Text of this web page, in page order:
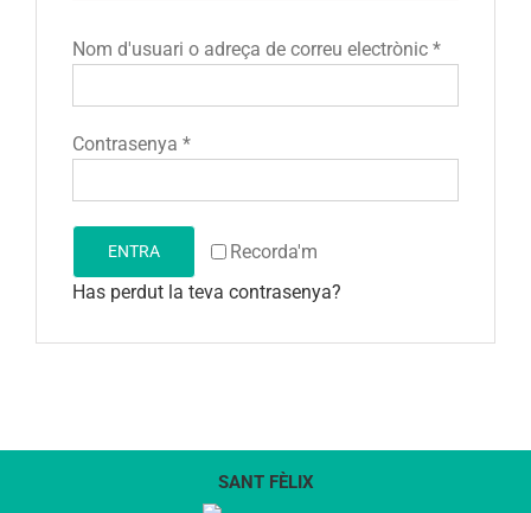
Nom d'usuari o adreça de correu electrònic *Obligatori
Contrasenya *Obligatori
Recorda'm
ENTRA
Has perdut la teva contrasenya?
SANT FÈLIX